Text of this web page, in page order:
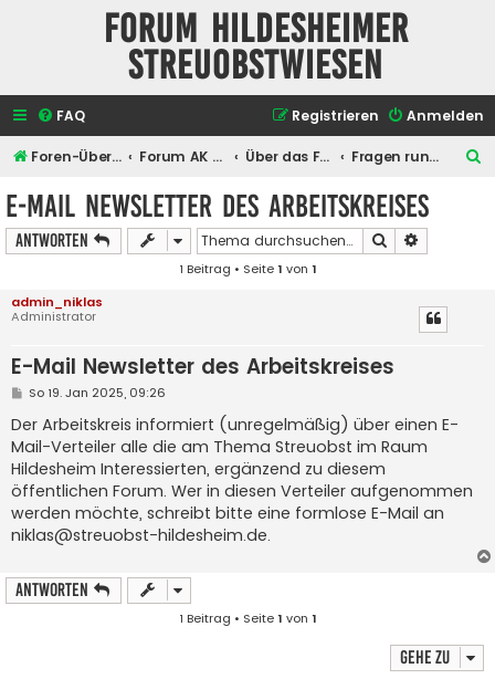
Forum Hildesheimer
Streuobstwiesen
FAQ Anmelden
Registrieren
Foren-Übersicht Forum AK Hildesheimer Streuobstwiesen Über das Forum selber Fragen rund um das Forum
E-Mail Newsletter des Arbeitskreises
Antworten Suche
1 Beitrag • Seite1 von 1
admin_niklas
Administrator
E-Mail Newsletter des Arbeitskreises
B
i
t
r
a
g
So 19. Jan 2025, 09:26
Der Arbeitskreis informiert (unregelmäßig) über einen E-
Mail-Verteiler alle die am Thema Streuobst im Raum
Hildesheim Interessierten, ergänzend zu diesem
öffentlichen Forum. Wer in diesen Verteiler aufgenommen
werden möchte, schreibt bitte eine formlose E-Mail an
niklas@streuobst-hildesheim.de.
Antworten
1 Beitrag • Seite1 von 1
Gehe zu